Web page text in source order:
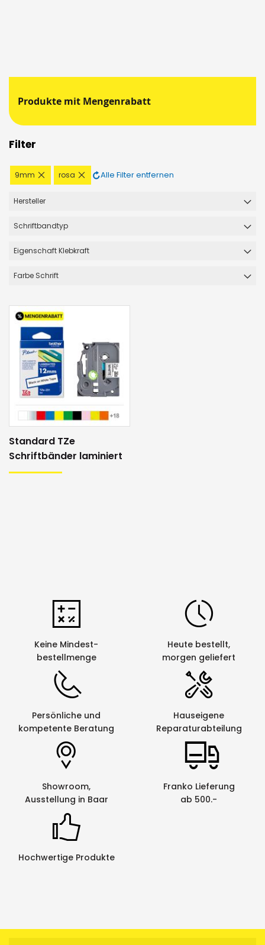
Produkte mit Mengenrabatt
Filter
9mm
Diesen
Artikel
rosa
Diesen
Artikel
Alle Filter entfernen
Hersteller
Schriftbandtyp
Eigenschaft Klebkraft
Farbe Schrift
Standard TZe
Schriftbänder laminiert
Keine Mindest-
bestellmenge
Heute bestellt,
morgen geliefert
Persönliche und
kompetente Beratung
Hauseigene
Reparaturabteilung
Showroom,
Ausstellung in Baar
Franko Lieferung
ab 500.-
Hochwertige Produkte